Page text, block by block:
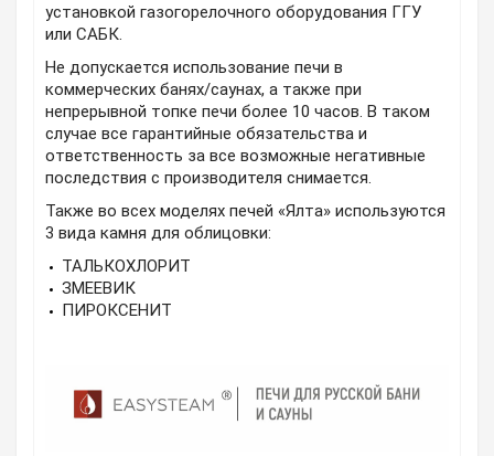
установкой газогорелочного оборудования ГГУ
или САБК.
Не допускается использование печи в
коммерческих банях/саунах, а также при
непрерывной топке печи более 10 часов. В таком
случае все гарантийные обязательства и
ответственность за все возможные негативные
последствия с производителя снимается.
Также во всех моделях печей «Ялта» используются
3 вида камня для облицовки:
ТАЛЬКОХЛОРИТ
ЗМЕЕВИК
ПИРОКСЕНИТ